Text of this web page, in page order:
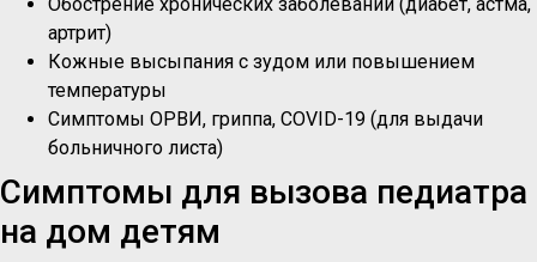
Обострение хронических заболеваний (диабет, астма,
артрит)
Кожные высыпания с зудом или повышением
температуры
Симптомы ОРВИ, гриппа, COVID-19 (для выдачи
больничного листа)
Симптомы для вызова педиатра
на дом детям